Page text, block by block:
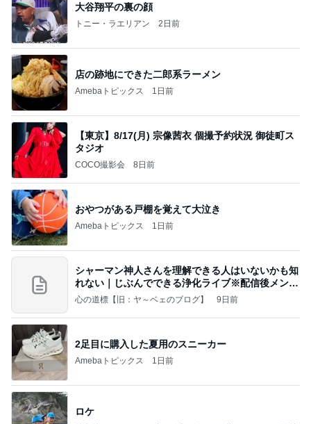
大谷翔平の裏の顔
トニー・ラエリアン 2日前
店の跡地にできた二郎系ラーメン
Amebaトピックス 1日前
【東京】8/17(月) 宗像茜衣 個撮予約状況 御徒町ス
タジオ
COCO撮影会 8日前
おやつがある戸棚を覚えて大泣き
Amebaトピックス 1日前
シャーマン神人さんを理解できる人はいないかも知
れない｜じぶんでできる浄化ライブ※配信後メンバ
ー限
心の道標【旧：ヤ～ベェのブログ】 9日前
2足目に購入した夏用のスニーカー
Amebaトピックス 1日前
ロケ